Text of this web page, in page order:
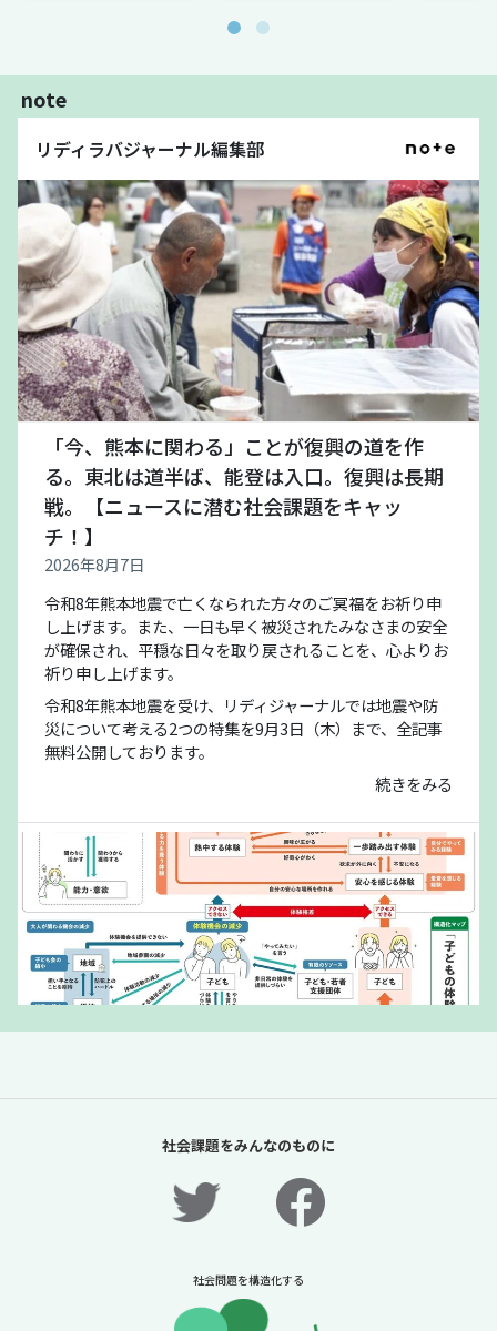
note
リディラバジャーナル編集部
「今、熊本に関わる」ことが復興の道を作
る。東北は道半ば、能登は入口。復興は長期
戦。【ニュースに潜む社会課題をキャッ
チ！】
2026年8月7日
令和8年熊本地震で亡くなられた方々のご冥福をお祈り申
し上げます。また、一日も早く被災されたみなさまの安全
が確保され、平穏な日々を取り戻されることを、心よりお
祈り申し上げます。
令和8年熊本地震を受け、リディジャーナルでは地震や防
災について考える2つの特集を9月3日（木）まで、全記事
無料公開しております。
続きをみる
「夏休みの過ごし方は留守番」責任があるの
公開！】【ニュースに潜む社会課題をキャッ
社会課題をみんなのものに
社会問題を構造化する